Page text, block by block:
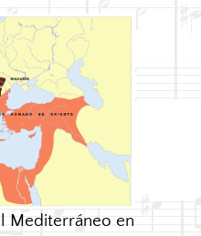
Mediterráneo en